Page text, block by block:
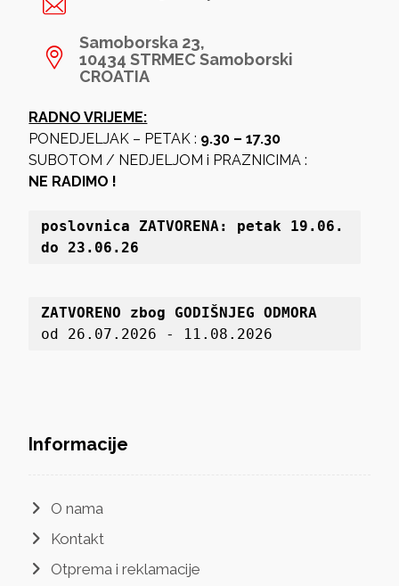
Samoborska 23,
10434 STRMEC Samoborski
CROATIA
RADNO VRIJEME:
PONEDJELJAK – PETAK : 9.30 – 17.30
SUBOTOM / NEDJELJOM i PRAZNICIMA :
NE RADIMO !
poslovnica ZATVORENA: petak 19 .06.
do 23.06.26
ZATVORENO zbog GODIŠNJEG ODMORA
od 26.07.2026 - 11.08.2026
Informacije
O nama
Kontakt
Otprema i reklamacije